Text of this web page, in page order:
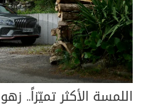
اللمسة الأكثر تميّزاً..